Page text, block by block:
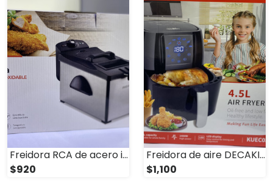
Freidora RCA de acero inoxidable
$920
Freidora de aire DECAKILA de 4.5L
$1,100